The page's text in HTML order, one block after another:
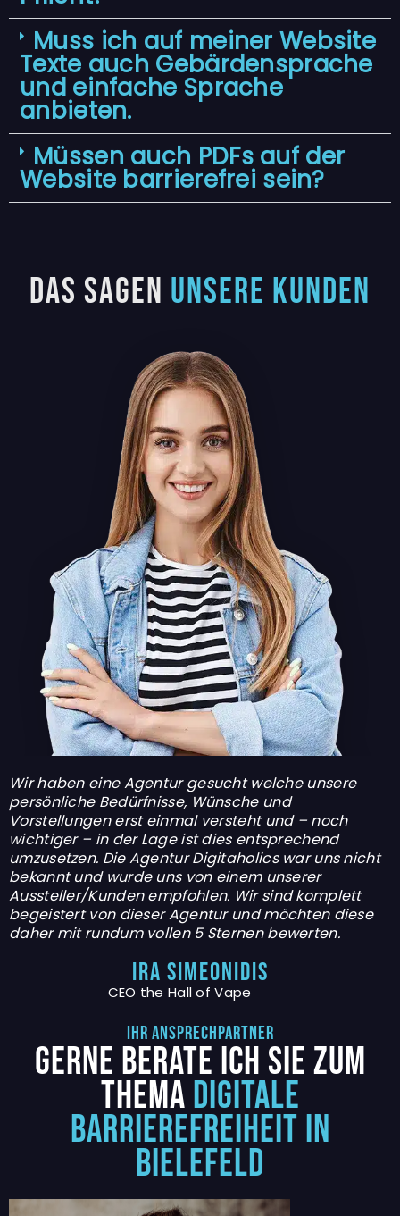
Muss ich auf meiner Website
Texte auch Gebärdensprache
und einfache Sprache
anbieten.
Müssen auch PDFs auf der
Website barrierefrei sein?
Das sagen unsere Kunden
Wir haben eine Agentur gesucht welche unsere
persönliche Bedürfnisse, Wünsche und
Vorstellungen erst einmal versteht und – noch
wichtiger – in der Lage ist dies entsprechend
umzusetzen. Die Agentur Digitaholics war uns nicht
bekannt und wurde uns von einem unserer
Aussteller/Kunden empfohlen. Wir sind komplett
begeistert von dieser Agentur und möchten diese
daher mit rundum vollen 5 Sternen bewerten.
IRA SIMEONIDIS
CEO the Hall of Vape
Ihr Ansprechpartner
GERNE BERATE ICH SIE ZUM
THEMADIGITALE
BARRIEREFREIHEIT IN
BIELEFELD